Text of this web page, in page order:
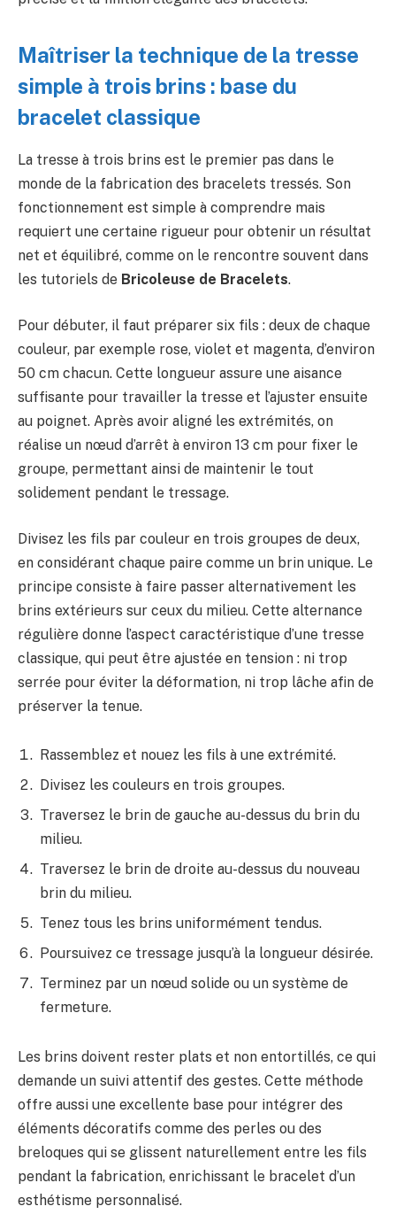
Maîtriser la technique de la tresse
simple à trois brins : base du
bracelet classique
La tresse à trois brins est le premier pas dans le
monde de la fabrication des bracelets tressés. Son
fonctionnement est simple à comprendre mais
requiert une certaine rigueur pour obtenir un résultat
net et équilibré, comme on le rencontre souvent dans
les tutoriels de Bricoleuse de Bracelets.
Pour débuter, il faut préparer six fils : deux de chaque
couleur, par exemple rose, violet et magenta, d’environ
50 cm chacun. Cette longueur assure une aisance
suffisante pour travailler la tresse et l’ajuster ensuite
au poignet. Après avoir aligné les extrémités, on
réalise un nœud d’arrêt à environ 13 cm pour fixer le
groupe, permettant ainsi de maintenir le tout
solidement pendant le tressage.
Divisez les fils par couleur en trois groupes de deux,
en considérant chaque paire comme un brin unique. Le
principe consiste à faire passer alternativement les
brins extérieurs sur ceux du milieu. Cette alternance
régulière donne l’aspect caractéristique d’une tresse
classique, qui peut être ajustée en tension : ni trop
serrée pour éviter la déformation, ni trop lâche afin de
préserver la tenue.
Rassemblez et nouez les fils à une extrémité.
Divisez les couleurs en trois groupes.
Traversez le brin de gauche au-dessus du brin du
milieu.
Traversez le brin de droite au-dessus du nouveau
brin du milieu.
Tenez tous les brins uniformément tendus.
Poursuivez ce tressage jusqu’à la longueur désirée.
Terminez par un nœud solide ou un système de
fermeture.
Les brins doivent rester plats et non entortillés, ce qui
demande un suivi attentif des gestes. Cette méthode
offre aussi une excellente base pour intégrer des
éléments décoratifs comme des perles ou des
breloques qui se glissent naturellement entre les fils
pendant la fabrication, enrichissant le bracelet d’un
esthétisme personnalisé.